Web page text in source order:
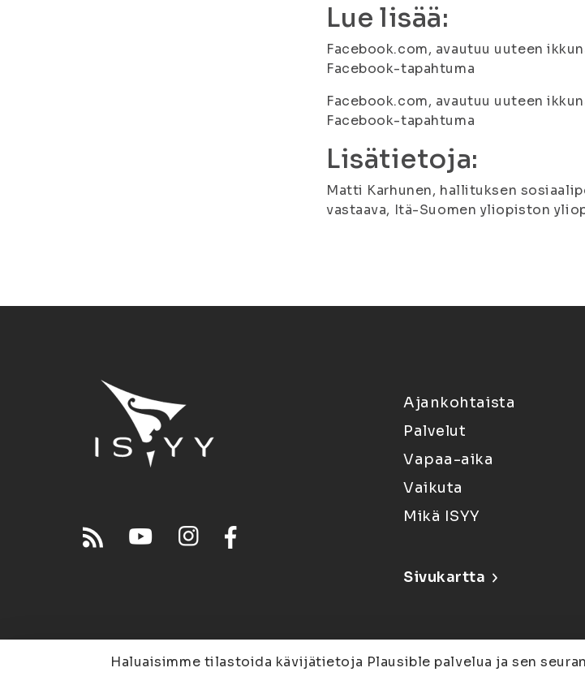
Lue lisää:
Facebook.com, avautuu uuteen
Facebook-tapahtuma
Facebook.com, avautuu uuteen
Facebook-tapahtuma
Lisätietoja:
Matti Karhunen, hallituksen
vastaava, Itä-Suomen yliopiston
Ajankohtaista
Palvelut
Vapaa-aika
Vaikuta
Mikä ISYY
Sivukartta
Haluaisimme tilastoida kävijätietoja Plausible palvelua ja sen